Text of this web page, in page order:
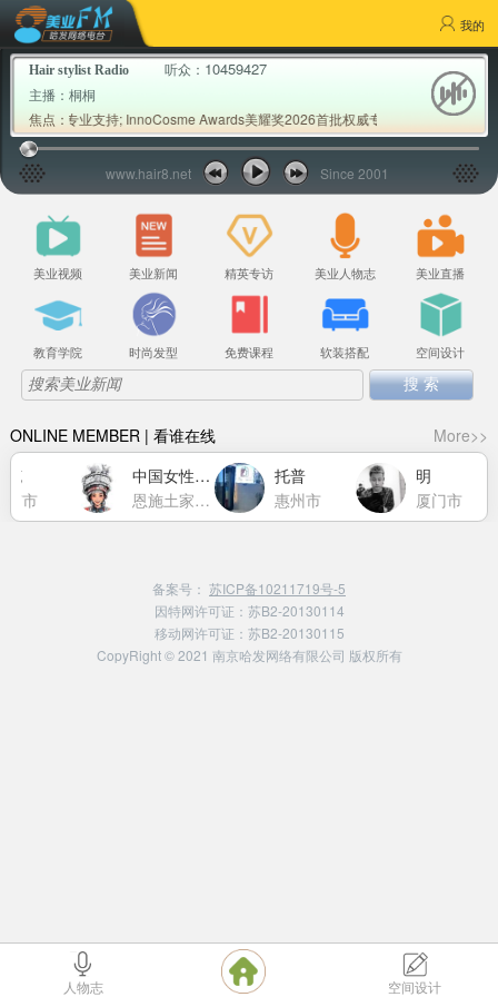
我的
Hair stylist Radio 听众： 10459427
主播：桐桐
焦点：
美容协会专业支持; InnoCosme Awards美耀奖2026首批权威专家评审公布;
www.hair8.net Since 2001
美业视频 美业新闻 精英专访 美业人物志 美业直播
教育学院 时尚发型 免费课程 软装搭配 空间设计
ONLINE MEMBER | 看谁在线
More>>
市
中国女性力量萧莉洁
恩施土家族苗族自治州
托普
惠州市
明
厦门市
备案号： 苏ICP备10211719号-5
因特网许可证：苏B2-20130114
移动网许可证：苏B2-20130115
CopyRight © 2021 南京哈发网络有限公司 版权所有
人物志 空间设计